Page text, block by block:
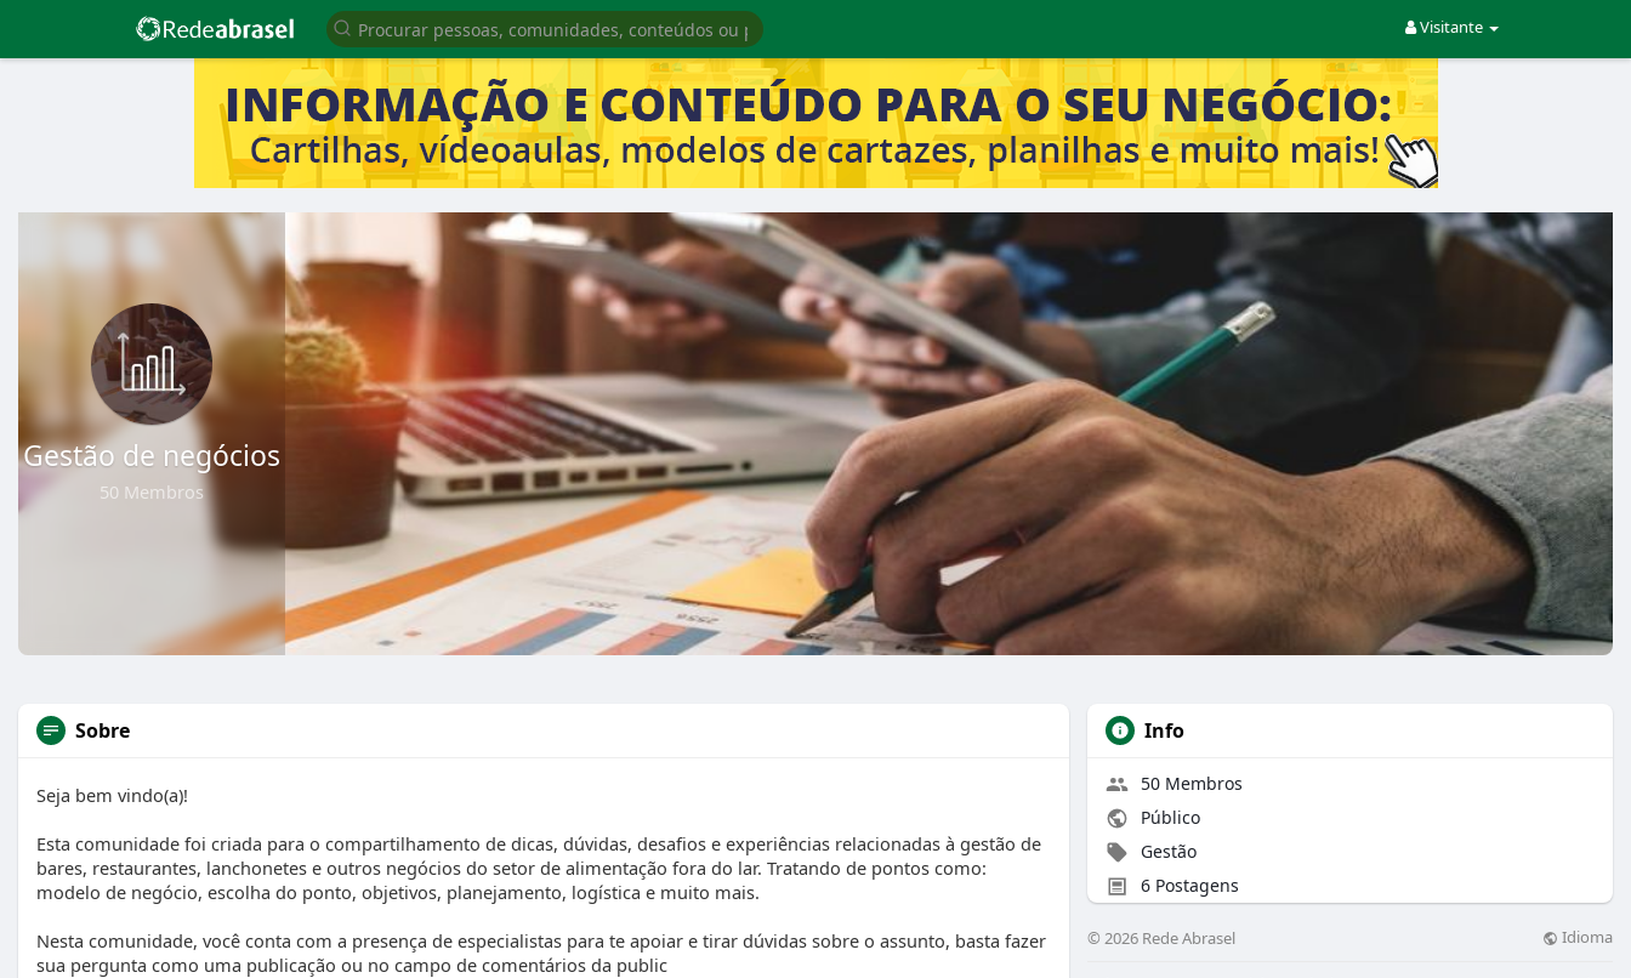
Visitante
Gestão de negócios
50 Membros
Sobre
Seja bem vindo(a)!
Esta comunidade foi criada para o compartilhamento de dicas, dúvidas, desafios e experiências relacionadas à gestão de
bares, restaurantes, lanchonetes e outros negócios do setor de alimentação fora do lar. Tratando de pontos como:
modelo de negócio, escolha do ponto, objetivos, planejamento, logística e muito mais.
Nesta comunidade, você conta com a presença de especialistas para te apoiar e tirar dúvidas sobre o assunto, basta fazer
sua pergunta como uma publicação ou no campo de comentários da public
Info
50 Membros
Público
Gestão
6 Postagens
© 2026 Rede Abrasel Idioma